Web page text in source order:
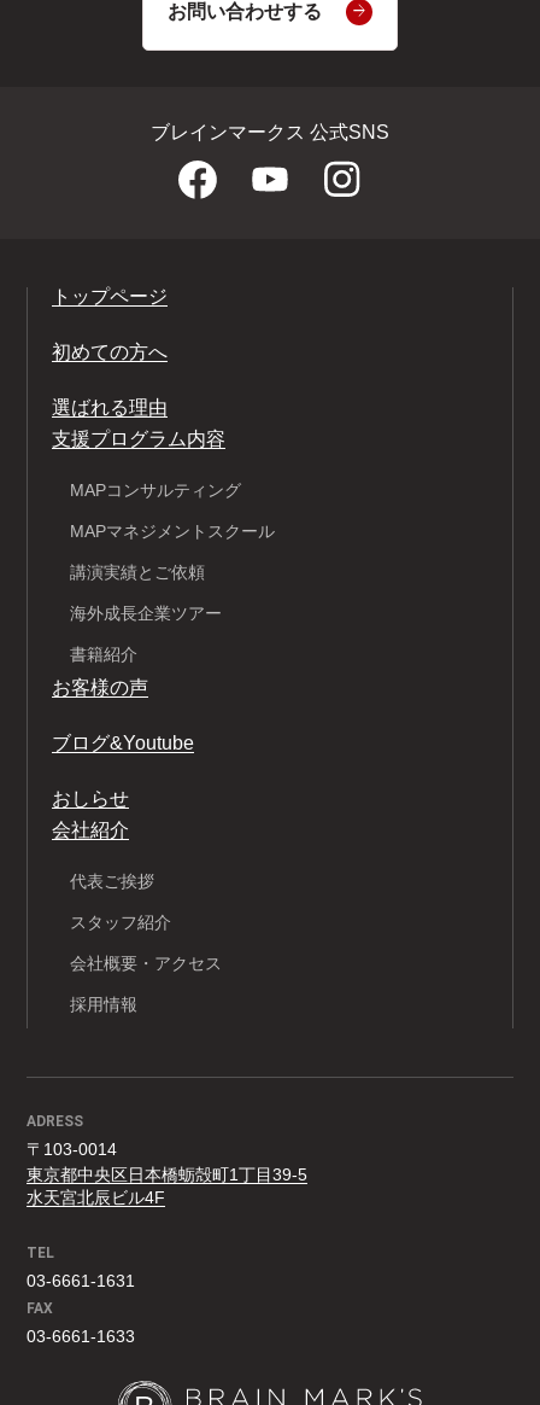
お問い合わせする
ブレインマークス 公式SNS
トップページ
初めての方へ
選ばれる理由
支援プログラム内容
MAPコンサルティング
MAPマネジメントスクール
講演実績とご依頼
海外成長企業ツアー
書籍紹介
お客様の声
ブログ&Youtube
おしらせ
会社紹介
代表ご挨拶
スタッフ紹介
会社概要・アクセス
採用情報
ADRESS
〒103-0014
東京都中央区日本橋蛎殻町1丁目39-5
水天宮北辰ビル4F
TEL
03-6661-1631
FAX
03-6661-1633